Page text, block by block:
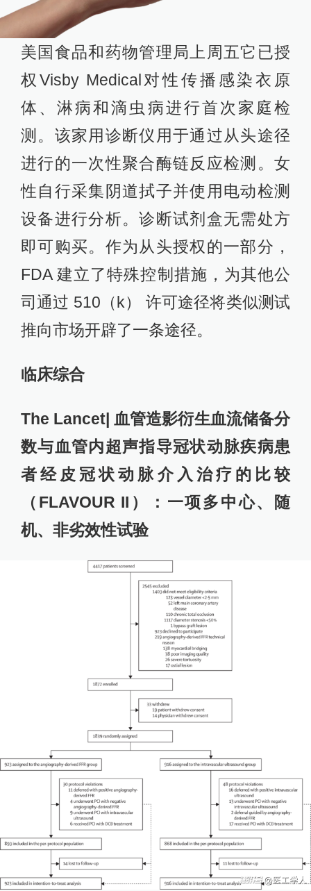
美国食品和药物管理局上周五它已授
权Visby Medical对性传播感染衣原
体、淋病和滴虫病进行首次家庭检
测。该家用诊断仪用于通过从头途径
进行的一次性聚合酶链反应检测。女
性自行采集阴道拭子并使用电动检测
设备进行分析。诊断试剂盒无需处方
即可购买。作为从头授权的一部分，
FDA 建立了特殊控制措施，为其他公
司通过 510（k） 许可途径将类似测试
推向市场开辟了一条途径。
临床综合
The Lancet| 血管造影衍生血流储备分
数与血管内超声指导冠状动脉疾病患
者经皮冠状动脉介入治疗的比较
（FLAVOUR II）：一项多中心、随
机、非劣效性试验